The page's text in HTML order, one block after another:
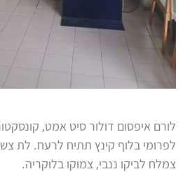
לורם איפסום דולור סיט אמט,
לפרומי בלוף קינץ תתיח לרעח. לת
צמלח לביקו ננבי, צמוקו בלוקריה.